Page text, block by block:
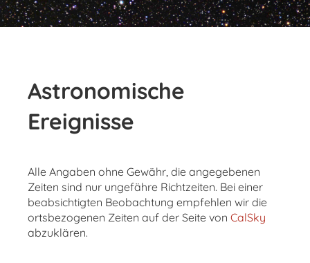
Astronomische
Ereignisse
Alle Angaben ohne Gewähr, die angegebenen
Zeiten sind nur ungefähre Richtzeiten. Bei einer
beabsichtigten Beobachtung empfehlen wir die
ortsbezogenen Zeiten auf der Seite von CalSky
abzuklären.